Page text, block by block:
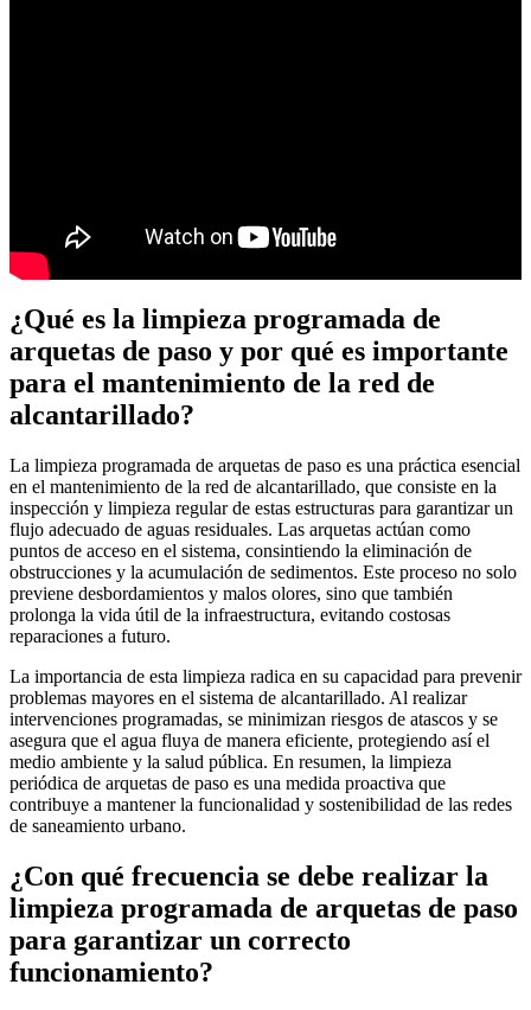
¿Qué es la limpieza programada de
arquetas de paso y por qué es importante
para el mantenimiento de la red de
alcantarillado?
La limpieza programada de arquetas de paso es una práctica esencial
en el mantenimiento de la red de alcantarillado, que consiste en la
inspección y limpieza regular de estas estructuras para garantizar un
flujo adecuado de aguas residuales. Las arquetas actúan como
puntos de acceso en el sistema, consintiendo la eliminación de
obstrucciones y la acumulación de sedimentos. Este proceso no solo
previene desbordamientos y malos olores, sino que también
prolonga la vida útil de la infraestructura, evitando costosas
reparaciones a futuro.
La importancia de esta limpieza radica en su capacidad para prevenir
problemas mayores en el sistema de alcantarillado. Al realizar
intervenciones programadas, se minimizan riesgos de atascos y se
asegura que el agua fluya de manera eficiente, protegiendo así el
medio ambiente y la salud pública. En resumen, la limpieza
periódica de arquetas de paso es una medida proactiva que
contribuye a mantener la funcionalidad y sostenibilidad de las redes
de saneamiento urbano.
¿Con qué frecuencia se debe realizar la
limpieza programada de arquetas de paso
para garantizar un correcto
funcionamiento?